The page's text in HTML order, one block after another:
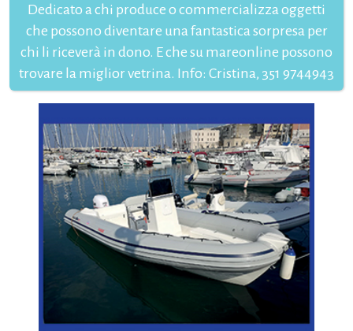
Dedicato a chi produce o commercializza oggetti
che possono diventare una fantastica sorpresa per
chi li riceverà in dono. E che su mareonline possono
trovare la miglior vetrina. Info: Cristina, 351 9744943